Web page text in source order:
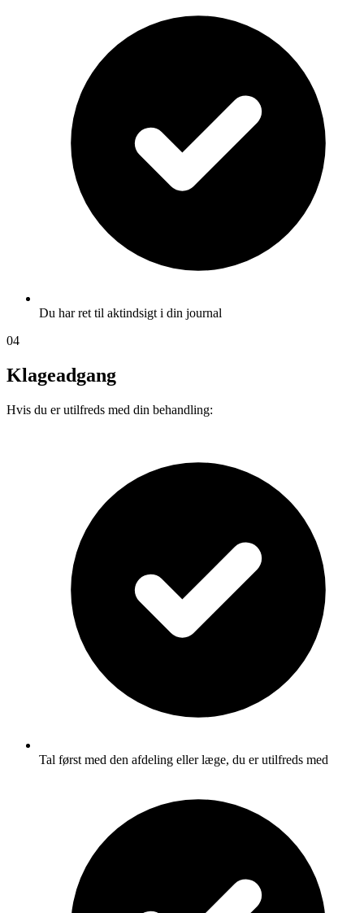
Du har ret til aktindsigt i din journal
04
Klageadgang
Hvis du er utilfreds med din behandling:
Tal først med den afdeling eller læge, du er utilfreds med